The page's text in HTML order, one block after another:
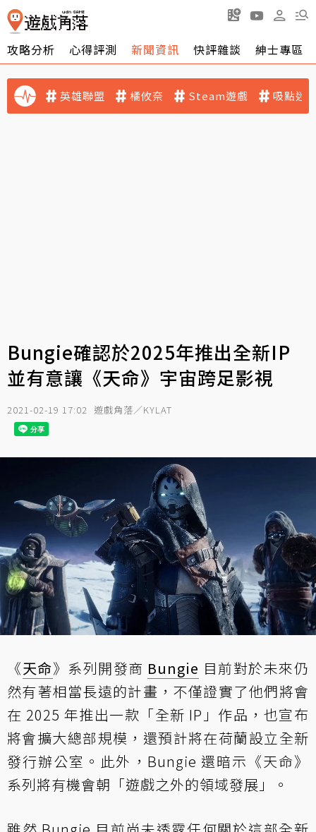
攻略分析 心得評測 新聞資訊 快評雜談 紳士專區
英雄聯盟 橘攸奈 Steam遊戲 吸點迷
Bungie確認於2025年推出全新IP
並有意讓《天命》宇宙跨足影視
2021-02-19 17:02 遊戲角落／KYLAT
《天命》系列開發商 Bungie 目前對於未來仍
然有著相當長遠的計畫，不僅證實了他們將會
在 2025 年推出一款「全新 IP」作品，也宣布
將會擴大總部規模，還預計將在荷蘭設立全新
發行辦公室。此外，Bungie 還暗示《天命》
系列將有機會朝「遊戲之外的領域發展」。